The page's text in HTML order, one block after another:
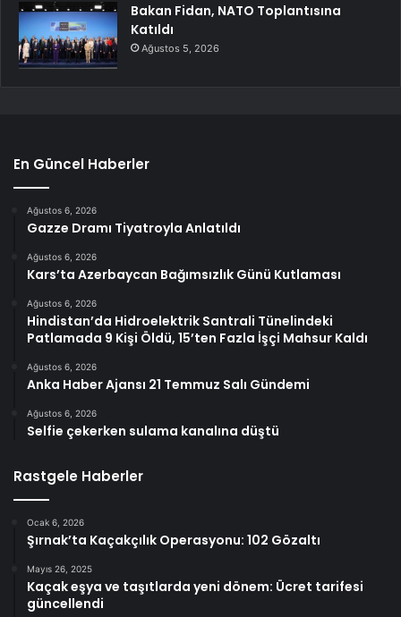
Bakan Fidan, NATO Toplantısına
Katıldı
Ağustos 5, 2026
En Güncel Haberler
Ağustos 6, 2026
Gazze Dramı Tiyatroyla Anlatıldı
Ağustos 6, 2026
Kars’ta Azerbaycan Bağımsızlık Günü Kutlaması
Ağustos 6, 2026
Hindistan’da Hidroelektrik Santrali Tünelindeki
Patlamada 9 Kişi Öldü, 15’ten Fazla İşçi Mahsur Kaldı
Ağustos 6, 2026
Anka Haber Ajansı 21 Temmuz Salı Gündemi
Ağustos 6, 2026
Selfie çekerken sulama kanalına düştü
Rastgele Haberler
Ocak 6, 2026
Şırnak’ta Kaçakçılık Operasyonu: 102 Gözaltı
Mayıs 26, 2025
Kaçak eşya ve taşıtlarda yeni dönem: Ücret tarifesi
güncellendi